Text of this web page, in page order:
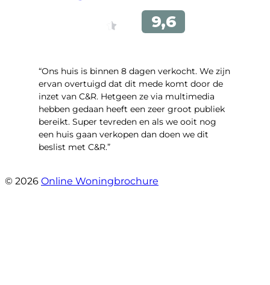
“Ons huis is binnen 8 dagen verkocht. We zijn
ervan overtuigd dat dit mede komt door de
inzet van C&R. Hetgeen ze via multimedia
hebben gedaan heeft een zeer groot publiek
bereikt. Super tevreden en als we ooit nog
een huis gaan verkopen dan doen we dit
beslist met C&R.”
© 2026 Online Woningbrochure